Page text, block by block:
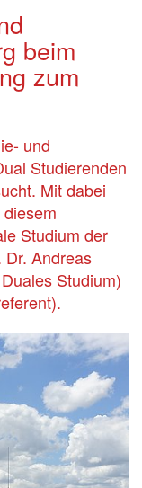
beim
zum
und
Studierenden
Mit dabei
Studium der
Dr. Andreas
Studium)